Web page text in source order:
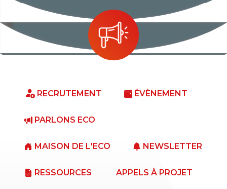
RECRUTEMENT ÉVÈNEMENT
PARLONS ECO
MAISON DE L'ECO NEWSLETTER
RESSOURCES APPELS À PROJET